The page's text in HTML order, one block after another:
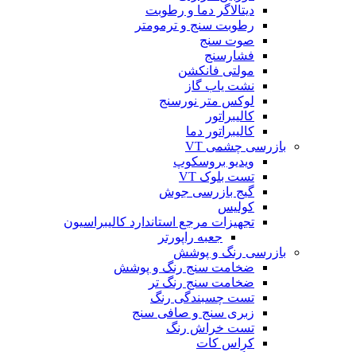
دیتالاگر دما و رطوبت
رطوبت سنج و ترمومتر
صوت سنج
فشارسنج
مولتی فانکشن
نشت یاب گاز
لوکس متر نورسنج
کالیبراتور
کالیبراتور دما
بازرسی چشمی VT
ویدیو بروسکوپ
تست بلوک VT
گیج بازرسی جوش
کولیس
تجهیزات مرجع استاندارد کالیبراسیون
جعبه راپورتر
بازرسی رنگ و پوشش
ضخامت سنج رنگ و پوشش
ضخامت سنج رنگ تر
تست چسبندگی رنگ
زبری سنج و صافی سنج
تست خراش رنگ
کراس کات